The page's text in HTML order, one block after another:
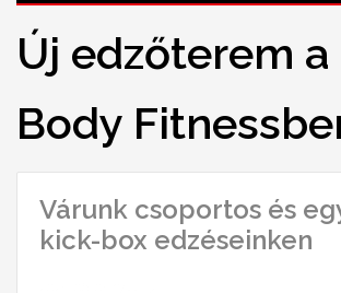
Új edzőterem
Body
Várunk csoportos és
kick-box edzéseinken